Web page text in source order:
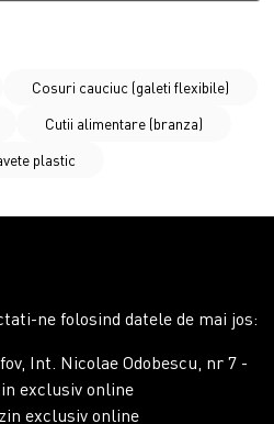
Cosuri cauciuc (galeti flexibile)
Cutii alimentare (branza)
plastic
ne folosind datele de mai jos:
Int. Nicolae Odobescu, nr 7 -
exclusiv online
exclusiv online